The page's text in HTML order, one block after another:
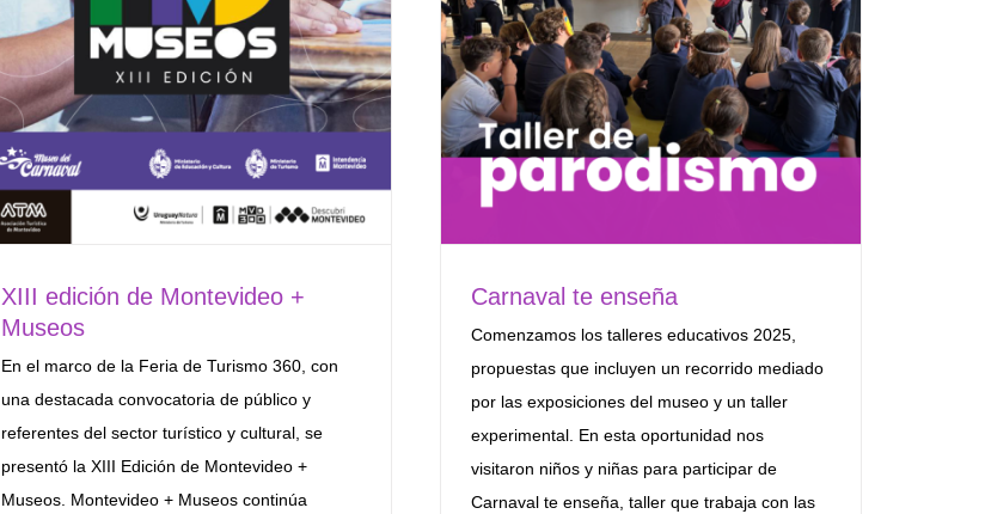
XIII edición de Montevideo +
Museos
En el marco de la Feria de Turismo 360, con
una destacada convocatoria de público y
referentes del sector turístico y cultural, se
presentó la XIII Edición de Montevideo +
Museos. Montevideo + Museos continúa
Carnaval te enseña
Comenzamos los talleres educativos 2025,
propuestas que incluyen un recorrido mediado
por las exposiciones del museo y un taller
experimental. En esta oportunidad nos
visitaron niños y niñas para participar de
Carnaval te enseña, taller que trabaja con las